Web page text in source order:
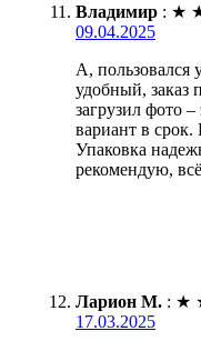
Владимир : ★
09.04.2025
А, пользовался
удобный, заказ
загрузил фото
вариант в срок.
Упаковка
рекомендую,
Ларион М. : ★
17.03.2025